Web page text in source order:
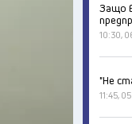
Защо
10:30,
"Не
11:45,